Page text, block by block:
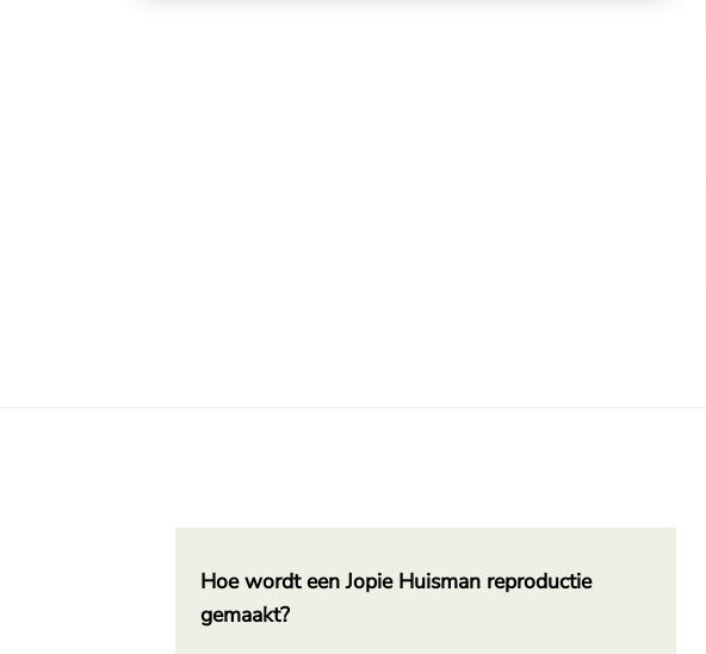
Hoe wordt een Jopie Huisman reproductie
gemaakt?